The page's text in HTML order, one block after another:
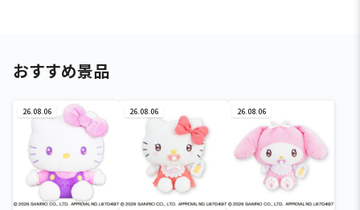
おすすめ景品
26.08.06 26.08.06 26.08.06